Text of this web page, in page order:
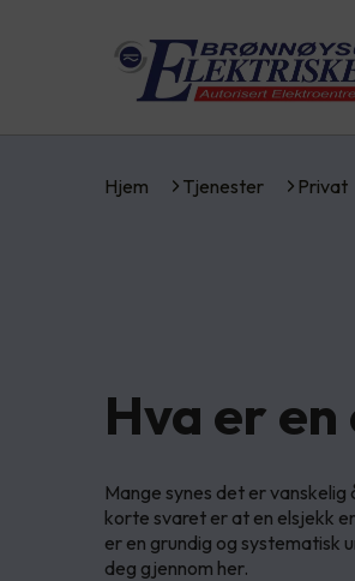
Hjem Tjenester Privat
Hva er
Mange synes det er
korte svaret er at en elsjekk
er en grundig og systematisk
deg gjennom her.